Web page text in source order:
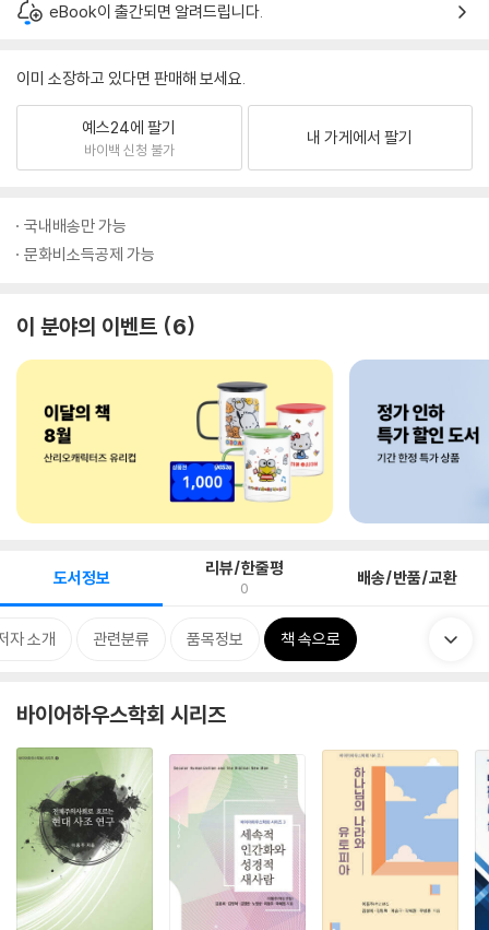
eBook이 출간되면 알려드립니다.
이미 소장하고 있다면 판매해 보세요.
예스24에 팔기
바이백 신청 불가
내 가게에서 팔기
국내배송만 가능
문화비소득공제 가능
이 분야의 이벤트 6
도서정보 리뷰/한줄평
0 배송/반품/교환
자 소개 관련분류 품목정보 책 속으로
바이어하우스학회 시리즈